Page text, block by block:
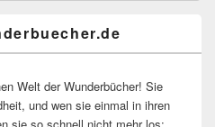
Welt der Wunderbücher! Sie
und wen sie einmal in ihren